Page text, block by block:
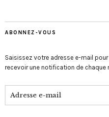
ABONNEZ-VOUS
Saisissez votre adresse e-mail
recevoir une notification de chaque